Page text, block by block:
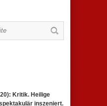
Kritik. Heilige
inszeniert.